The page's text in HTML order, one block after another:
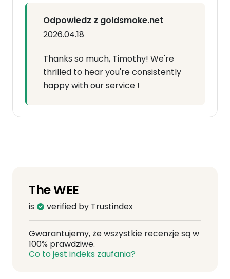
Odpowiedz z goldsmoke.net
2026.04.18
Thanks so much, Timothy! We're
thrilled to hear you're consistently
happy with our service !
The WEE
is verified by Trustindex
Gwarantujemy, że wszystkie recenzje są w
100% prawdziwe.
Co to jest indeks zaufania?